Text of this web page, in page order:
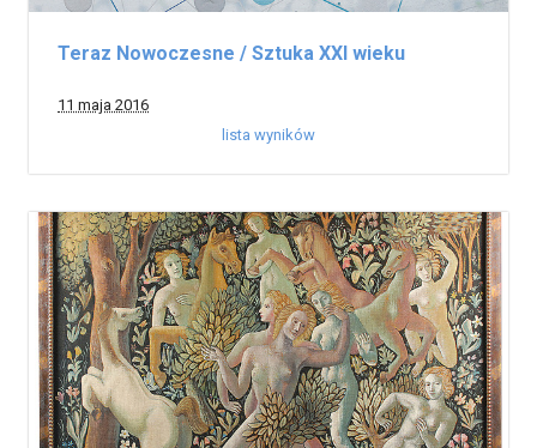
Teraz Nowoczesne / Sztuka XXI wieku
11 maja 2016
lista wyników